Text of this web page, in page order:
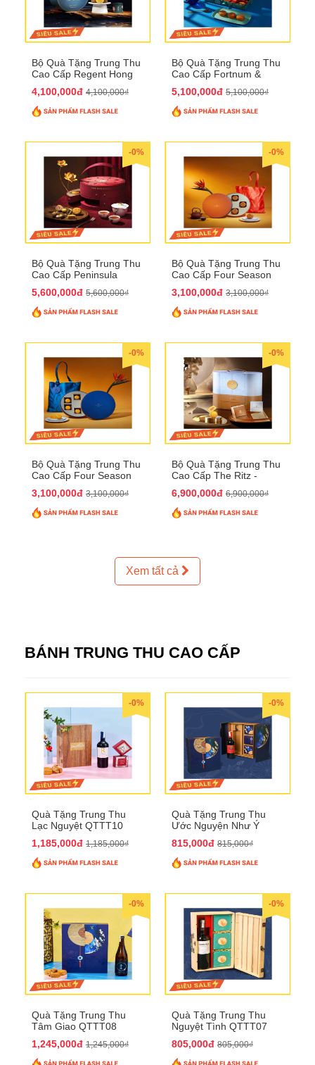
Bộ Quà Tặng Trung Thu
Cao Cấp Regent Hong
4,100,000đ 4,100,000₫
Bộ Quà Tặng Trung Thu
Cao Cấp Fortnum &
5,100,000đ 5,100,000₫
-0%
Bộ Quà Tặng Trung Thu
Cao Cấp Peninsula
5,600,000đ 5,600,000₫
-0%
Bộ Quà Tặng Trung Thu
Cao Cấp Four Season
3,100,000đ 3,100,000₫
-0%
Bộ Quà Tặng Trung Thu
Cao Cấp Four Season
3,100,000đ 3,100,000₫
-0%
Bộ Quà Tặng Trung Thu
Cao Cấp The Ritz -
6,900,000đ 6,900,000₫
Xem tất cả
BÁNH TRUNG THU CAO CẤP
-0%
Quà Tặng Trung Thu
Lạc Nguyệt QTTT10
1,185,000đ 1,185,000₫
-0%
Quà Tặng Trung Thu
Ước Nguyện Như Ý
815,000đ 815,000₫
-0%
Quà Tặng Trung Thu
Tâm Giao QTTT08
1,245,000đ 1,245,000₫
-0%
Quà Tặng Trung Thu
Nguyệt Tình QTTT07
805,000đ 805,000₫